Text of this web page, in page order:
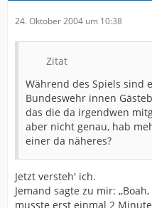
24. Oktober 2004 um 10:38
Zitat
Während des Spiels sind
Bundeswehr innen
das die da irgendwen
aber nicht genau, hab
einer da näheres?
Jetzt versteh' ich.
Jemand sagte zu mir:
musste erst einmal 2